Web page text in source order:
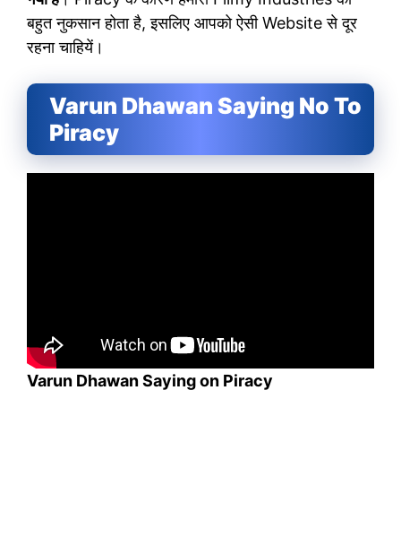
बहुत नुकसान होता है, इसलिए आपको ऐसी Website से दूर
रहना चाहियें।
Varun Dhawan Saying No To
Piracy
Varun Dhawan Saying on Piracy